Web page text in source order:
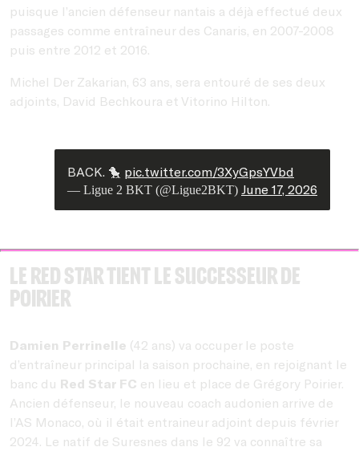
puisque l’ancien défenseur nantais a déjà effectué deux
passages comme entraîneur des Canaris, en 2007-2008
puis entre 2012 et 2016.
Michel Der Zakarian, 63 ans, sera entouré de ses deux
adjoints, David Bechkoura et Vitorino Hilton.
BACK. 🐤 pic.twitter.com/3XyGpsYVbd
— Ligue 2 BKT (@Ligue2BKT) June 17, 2026
Le Red Star tient le successeur de
Poirier
Damien Perrinelle (42 ans) va occuper le poste
d’entraîneur principal la saison prochaine, en rejoignant le
banc du Red Star FC en lieu et place de Grégory Poirier.
Ancien défenseur, le nouveau coach audonien arrive de
l’AS Monaco, où il était entraineur adjoint depuis février
2024. Le natif de Suresnes dans le 92 va connaître sa